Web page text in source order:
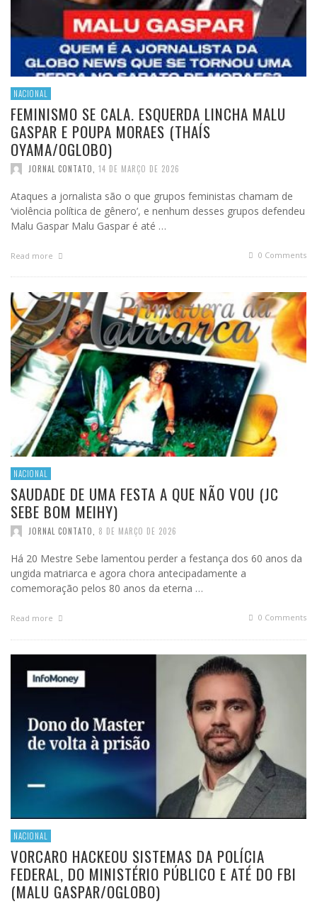
NACIONAL
FEMINISMO SE CALA. ESQUERDA LINCHA MALU
GASPAR E POUPA MORAES (THAÍS
OYAMA/OGLOBO)
JORNAL CONTATO 14 DE MARÇO DE 2026
Ataques a jornalista são o que grupos feministas chamam de
‘violência política de gênero’, e nenhum desses grupos defendeu
Malu Gaspar Malu Gaspar é até …
Read more 0 Comments
NACIONAL
SAUDADE DE UMA FESTA A QUE NÃO VOU (JC
SEBE BOM MEIHY)
JORNAL CONTATO, 8 DE MARÇO DE 2026
Há 20 Mestre Sebe lamentou perder a festança dos 60 anos da
ungida matriarca e agora chora antecipadamente a
comemoração pelos 80 anos da eterna …
Read more 0 Comments
NACIONAL
VORCARO HACKEOU SISTEMAS DA POLÍCIA
FEDERAL, DO MINISTÉRIO PÚBLICO E ATÉ DO FBI
(MALU GASPAR/OGLOBO)